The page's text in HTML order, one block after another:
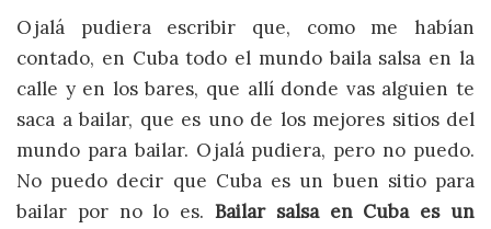
Ojalá pudiera escribir que, como me habían
contado, en Cuba todo el mundo baila salsa en la
calle y en los bares, que allí donde vas alguien te
saca a bailar, que es uno de los mejores sitios del
mundo para bailar. Ojalá pudiera, pero no puedo.
No puedo decir que Cuba es un buen sitio para
bailar por no lo es. Bailar salsa en Cuba es un